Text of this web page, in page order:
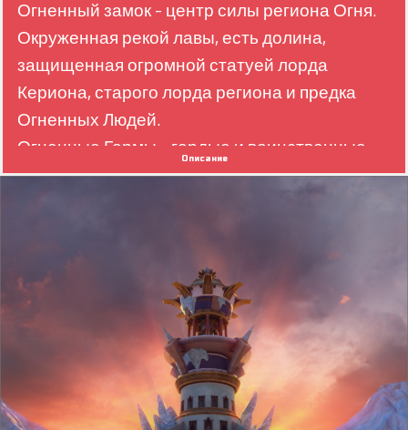
Огненный замок - центр силы региона Огня.
Окруженная рекой лавы, есть долина,
защищенная огромной статуей лорда
Кериона, старого лорда региона и предка
Огненных Людей.
Огненные Гормы - гордые и воинственные
люди, такие же пламенные, как пламя своей
выходят из себя!
Описание